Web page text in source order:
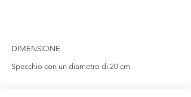
DIMENSIONE
Specchio con un diametro di 20 cm